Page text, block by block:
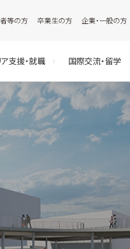
等の方 卒業生の方 企業・一般の方
ア支援・就職 国際交流・留学